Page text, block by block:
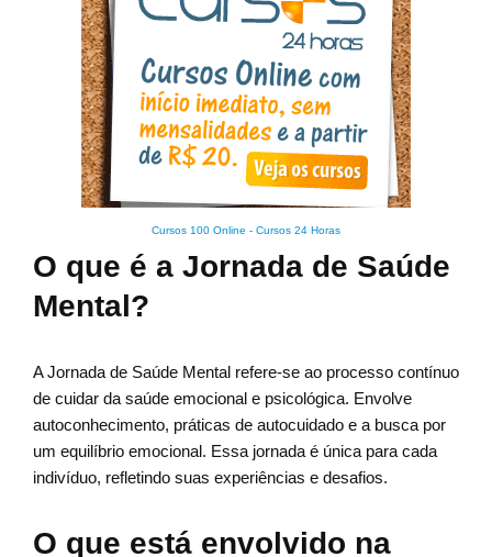
Cursos 100 Online - Cursos 24 Horas
O que é a Jornada de Saúde
Mental?
A Jornada de Saúde Mental refere-se ao processo contínuo
de cuidar da saúde emocional e psicológica. Envolve
autoconhecimento, práticas de autocuidado e a busca por
um equilíbrio emocional. Essa jornada é única para cada
indivíduo, refletindo suas experiências e desafios.
O que está envolvido na